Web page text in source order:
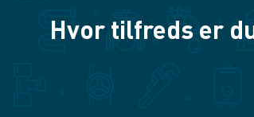
Hvor tilfreds er